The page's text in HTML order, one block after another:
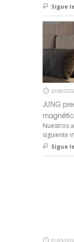
Sigue
20/06/
JUNG
Nuestros
siguiente
Sigue
01/05/